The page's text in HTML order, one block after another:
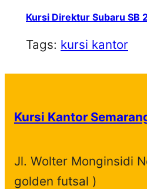
Kursi Direktur Subaru SB
Tags: kursi kantor
Kursi Kantor
Jl. Wolter Monginsidi
golden futsal )